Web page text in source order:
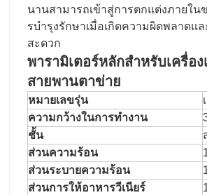
นานสามารถเข้าสู่การตกแต่งภายใน
รบํารุงรักษาเมื่อเกิดความผิดพลาดแ
สะดวก
พารามิเตอร์หลักสําหรับเครื่อ
สายพานตาข่าย
หมายเลขรุ่น
ความกว้างในการทํางาน
ชั้น
ส่วนความร้อน
ส่วนระบายความร้อน
ส่วนการให้อาหารวีเนียร์